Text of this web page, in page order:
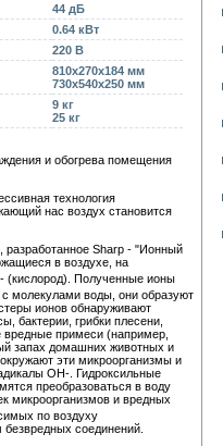
44 дБ
0.64 кВт
220 В
810x270x184 мм
730x540x250 мм
9 кг
25 кг
и обогрева помещения
технология
нас воздух становится
разработанное Sharp - "Ионный
в воздухе, на
- (кислород). Полученные ионы
молекулами воды, они образуют
ионов обнаруживают
бактерии, грибки плесени,
вредные примеси (например,
запах домашних животных и
эти микроорганизмы и
ОН-. Гидроксильные
преобразоваться в воду
микроорганизмов и вредных
по воздуху
безвредных соединений.